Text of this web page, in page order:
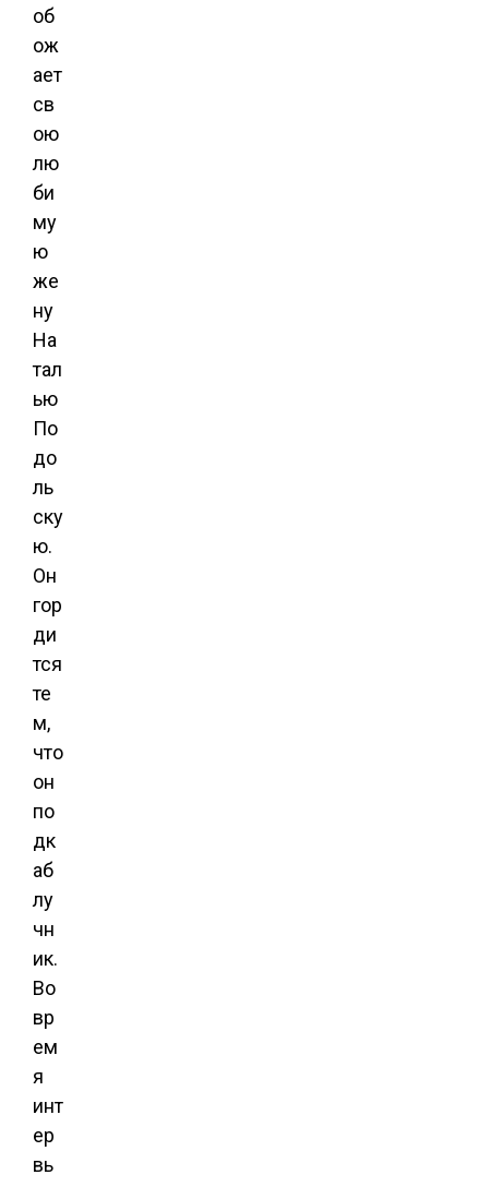
об
ож
ает
св
ою
лю
би
му
ю
же
ну
На
тал
ью
По
до
ль
ску
ю.
Он
гор
ди
тся
те
м,
что
он
по
дк
аб
лу
чн
ик.
Во
вр
ем
я
инт
ер
вь